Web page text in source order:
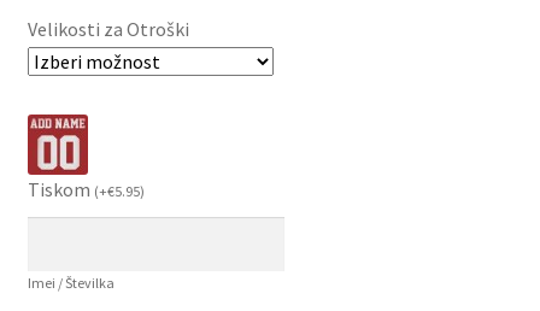
Velikosti za Otroški
Tiskom (+€5.95)
Imei / Številka